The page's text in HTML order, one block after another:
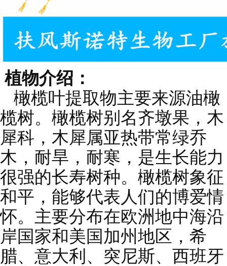
植物介绍：
橄榄叶提取物主要来源油橄
榄树。橄榄树别名齐墩果，木
犀科，木犀属亚热带常绿乔
木，耐旱，耐寒，是生长能力
很强的长寿树种。橄榄树象征
和平，能够代表人们的博爱情
怀。主要分布在欧洲地中海沿
岸国家和美国加州地区，希
腊、意大利、突尼斯、西班牙